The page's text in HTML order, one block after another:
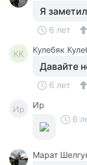
Я
6 лет
КК Кулебяк
Давайте
6 лет
Ир
Ир
6
Марат